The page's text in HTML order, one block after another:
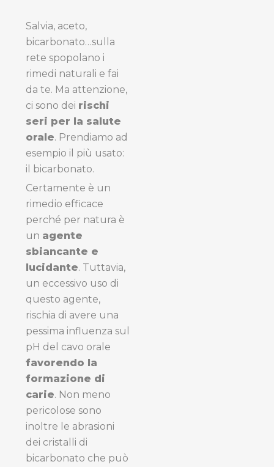
Salvia, aceto,
bicarbonato…sulla
rete spopolano i
rimedi naturali e fai
da te. Ma attenzione,
ci sono dei rischi
seri per la salute
orale. Prendiamo ad
esempio il più usato:
il bicarbonato.
Certamente è un
rimedio efficace
perché per natura è
un agente
sbiancante e
lucidante. Tuttavia,
un eccessivo uso di
questo agente,
rischia di avere una
pessima influenza sul
pH del cavo orale
favorendo la
formazione di
carie. Non meno
pericolose sono
inoltre le abrasioni
dei cristalli di
bicarbonato che può